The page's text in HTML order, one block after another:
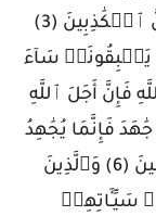
فَلَيَعۡلَمَنَّ ٱللَّهُ ٱلَّذِينَ صَدَقُواْ وَلَيَعۡلَمَنَّ ٱلۡكَٰذِبِينَ (3)
يَسۡبِقُونَاۚ سَآءَ
ٱللَّهِ فَإِنَّ أَجَلَ ٱللَّهِ
ٱلۡعَلِيمُ (5) وَمَن جَٰهَدَ فَإِنَّمَا يُجَٰهِدُ
لِنَفۡسِهِۦٓۚ إِنَّ ٱللَّهَ لَغَنِيٌّ عَنِ ٱلۡعَٰلَمِينَ (6) وَٱلَّذِينَ
سَيِّـَٔاتِهِمۡ